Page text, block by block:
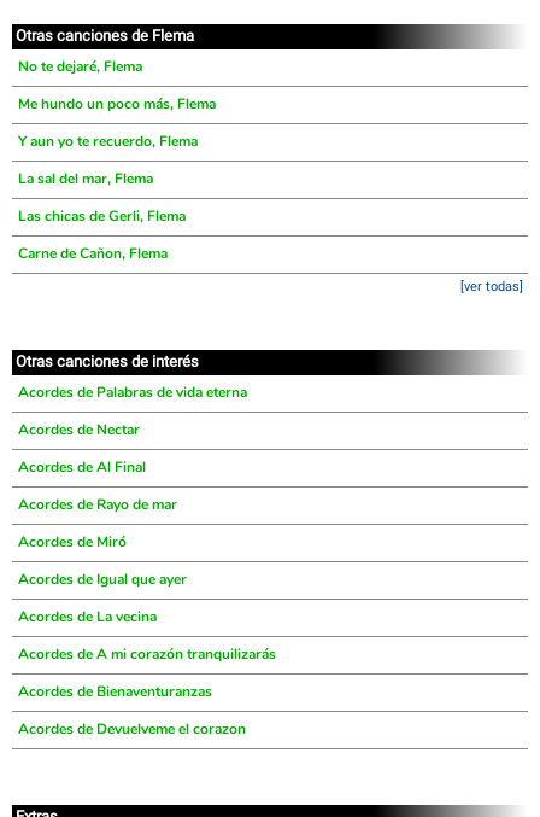
Otras canciones de Flema
No te dejaré, Flema
Me hundo un poco más, Flema
Y aun yo te recuerdo, Flema
La sal del mar, Flema
Las chicas de Gerli, Flema
Carne de Cañon, Flema
[ver todas]
Otras canciones de interés
Acordes de Palabras de vida eterna
Acordes de Nectar
Acordes de Al Final
Acordes de Rayo de mar
Acordes de Miró
Acordes de Igual que ayer
Acordes de La vecina
Acordes de A mi corazón tranquilizarás
Acordes de Bienaventuranzas
Acordes de Devuelveme el corazon